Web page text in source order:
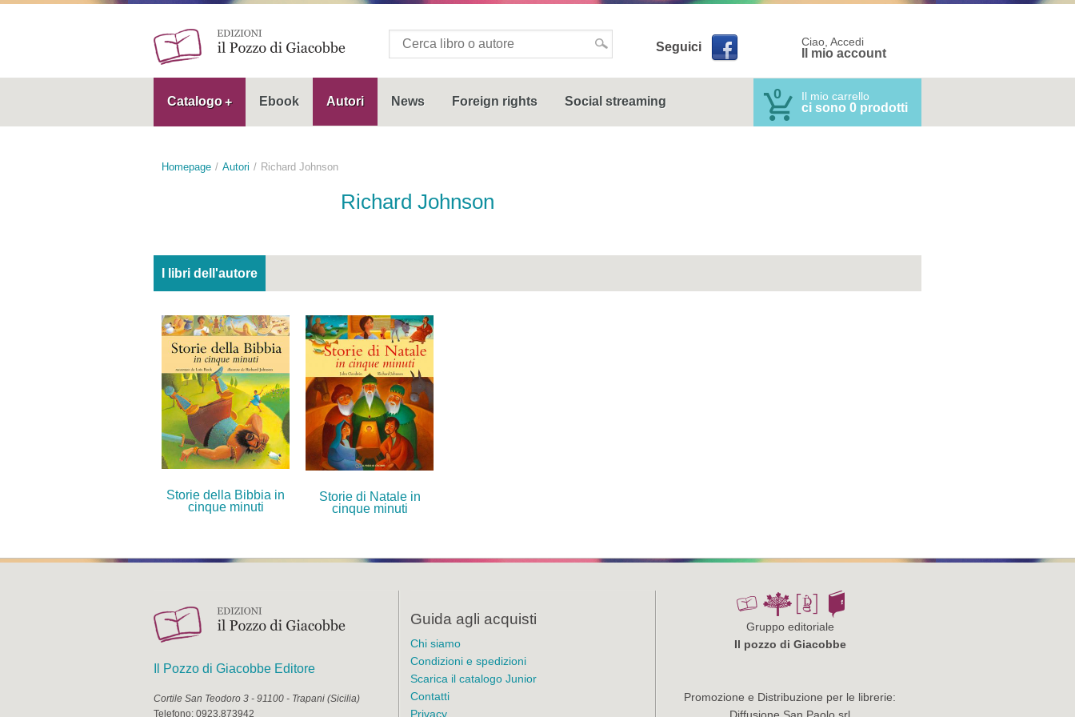
Seguici Ciao, Accedi
Il mio account
Catalogo Ebook Autori News Foreign rights Social streaming 0 Il mio carrello
ci sono 0 prodotti
Homepage Autori Richard Johnson
Richard Johnson
I libri dell'autore
Storie della Bibbia in
cinque minuti
Storie di Natale in
cinque minuti
Il Pozzo di Giacobbe Editore
Cortile San Teodoro 3 - 91100 - Trapani (Sicilia)
Telefono: 0923.873942
Guida agli acquisti
Chi siamo
Condizioni e spedizioni
Scarica il catalogo Junior
Contatti
Privacy
Gruppo editoriale
Il pozzo di Giacobbe
Promozione e Distribuzione per le librerie: